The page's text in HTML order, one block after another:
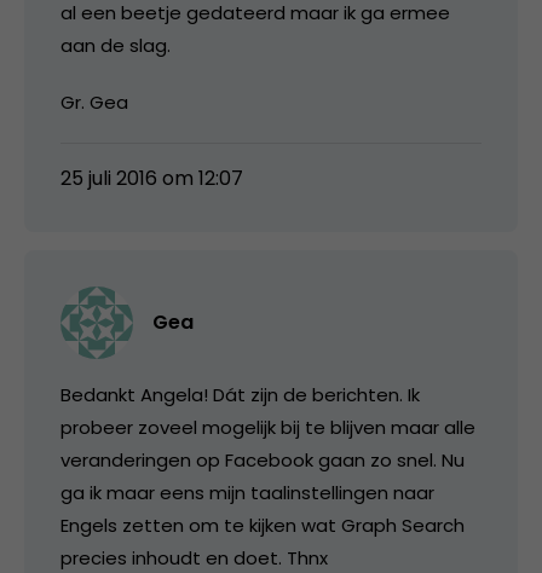
al een beetje gedateerd maar ik ga ermee
aan de slag.
Gr. Gea
25 juli 2016 om 12:07
Gea
Bedankt Angela! Dát zijn de berichten. Ik
probeer zoveel mogelijk bij te blijven maar alle
veranderingen op Facebook gaan zo snel. Nu
ga ik maar eens mijn taalinstellingen naar
Engels zetten om te kijken wat Graph Search
precies inhoudt en doet. Thnx